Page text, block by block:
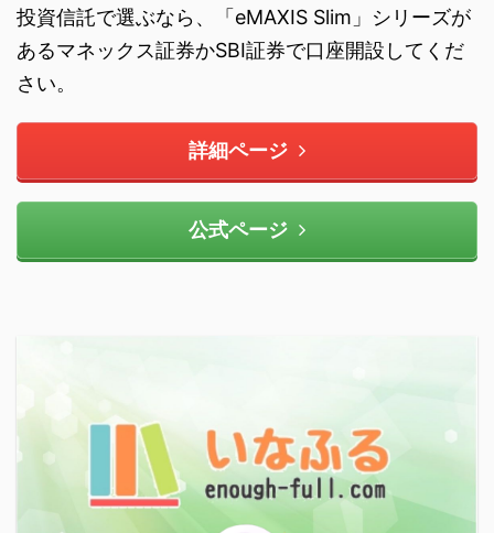
投資信託で選ぶなら、「eMAXIS Slim」シリーズが
あるマネックス証券かSBI証券で口座開設してくだ
さい。
詳細ページ
公式ページ